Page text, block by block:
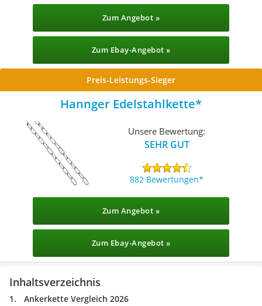
Zum Angebot »
Zum Ebay-Angebot »
Preis-Leistungs-Sieger
Hannger Edelstahlkette
Unsere Bewertung:
SEHR GUT
882 Bewertungen
Zum Angebot »
Zum Ebay-Angebot »
Inhaltsverzeichnis
Ankerkette Vergleich 2026